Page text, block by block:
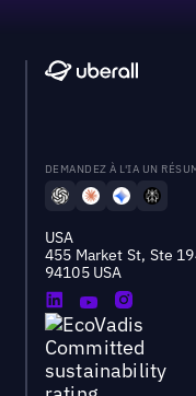
DEMANDEZ À L'IA UN
USA
455 Market St, Ste
94105 USA